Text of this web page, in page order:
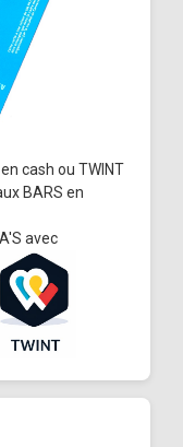
cash ou TWINT
BARS en
avec